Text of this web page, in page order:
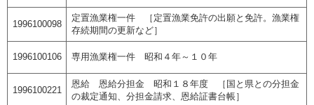
1996100098
定置漁業権一件 ［定置漁業免許の出願と免許。漁業権
存続期間の更新など］
1996100106 専用漁業権一件 昭和４年～１０年
1996100221
恩給 恩給分担金 昭和１８年度 ［国と県との分担金
の裁定通知、分担金請求、恩給証書台帳］